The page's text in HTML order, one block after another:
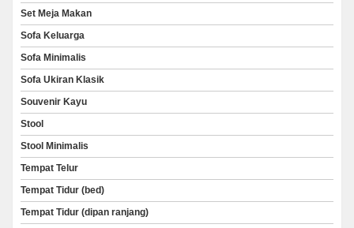
Set Meja Makan
Sofa Keluarga
Sofa Minimalis
Sofa Ukiran Klasik
Souvenir Kayu
Stool
Stool Minimalis
Tempat Telur
Tempat Tidur (bed)
Tempat Tidur (dipan ranjang)